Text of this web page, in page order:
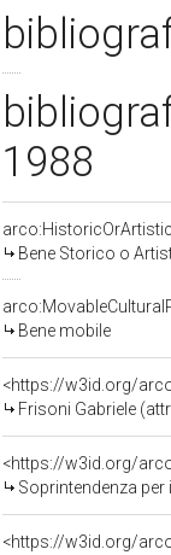
1988
Bene Storico o
Bene mobile
<https://w3id.org/
Frisoni Gabriele
<https://w3id.org/
Soprintendenza per
<https://w3id.org/